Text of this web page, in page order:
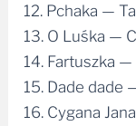
12. Pchaka —
13. O Luśka —
14. Fartuszka —
15. Dade dade
16. Cygana